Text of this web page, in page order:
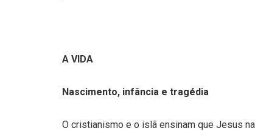
A VIDA
Nascimento, infância e tragédia
O cristianismo e o islã ensinam que Jesus